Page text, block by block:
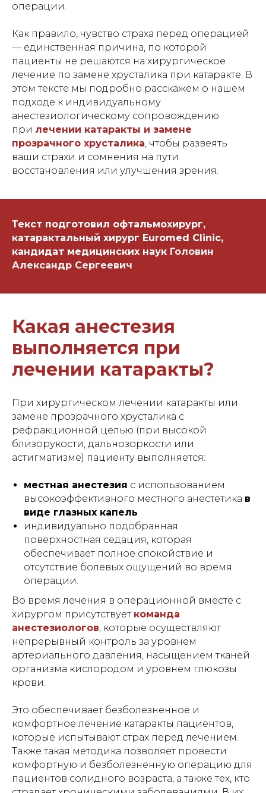
операции.
Как правило, чувство страха перед операцией
— единственная причина, по которой
пациенты не решаются на хирургическое
лечение по замене хрусталика при катаракте. В
этом тексте мы подробно расскажем о нашем
подходе к индивидуальному
анестезиологическому сопровождению
при лечении катаракты и замене
прозрачного хрусталика, чтобы развеять
ваши страхи и сомнения на пути
восстановления или улучшения зрения.
Текст подготовил офтальмохирург,
катарактальный хирург Euromed Clinic,
кандидат медицинских наук Головин
Александр Сергеевич
Какая анестезия
выполняется при
лечении катаракты?
При хирургическом лечении катаракты или
замене прозрачного хрусталика с
рефракционной целью (при высокой
близорукости, дальнозоркости или
астигматизме) пациенту выполняется:
местная анестезия с использованием
высокоэффективного местного анестетика в
виде глазных капель
индивидуально подобранная
поверхностная седация, которая
обеспечивает полное спокойствие и
отсутствие болевых ощущений во время
операции.
Во время лечения в операционной вместе с
хирургом присутствует команда
анестезиологов, которые осуществляют
непрерывный контроль за уровнем
артериального давления, насыщением тканей
организма кислородом и уровнем глюкозы
крови.
Это обеспечивает безболезненное и
комфортное лечение катаракты пациентов,
которые испытывают страх перед лечением.
Также такая методика позволяет провести
комфортную и безболезненную операцию для
пациентов солидного возраста, а также тех, кто